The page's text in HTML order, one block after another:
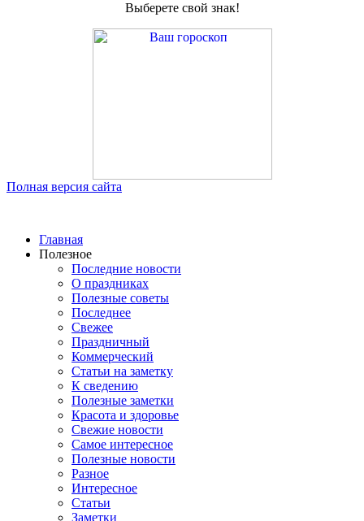
Выберете свой знак!
Полная версия сайта
Главная
Полезное
Последние новости
О праздниках
Полезные советы
Последнее
Свежее
Праздничный
Коммерческий
Статьи на заметку
К сведению
Полезные заметки
Красота и здоровье
Свежие новости
Самое интересное
Полезные новости
Разное
Интересное
Статьи
Заметки